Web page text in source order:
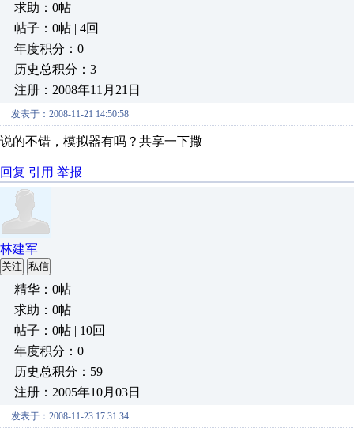
求助：0帖
帖子：0帖 | 4回
年度积分：0
历史总积分：3
注册：2008年11月21日
发表于：2008-11-21 14:50:58
说的不错，模拟器有吗？共享一下撒
回复 引用 举报
林建军
关注 私信
精华：0帖
求助：0帖
帖子：0帖 | 10回
年度积分：0
历史总积分：59
注册：2005年10月03日
发表于：2008-11-23 17:31:34